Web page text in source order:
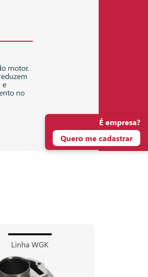
motor.
e
no
Linha WGK
É empresa?
Quero me cadastrar